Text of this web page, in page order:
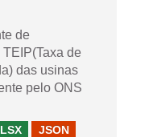
de
de
das usinas
pelo ONS
JSON